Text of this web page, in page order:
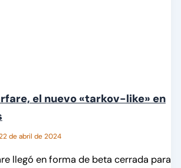
el nuevo «tarkov-like» en
de abril de 2024
llegó en forma de beta cerrada para